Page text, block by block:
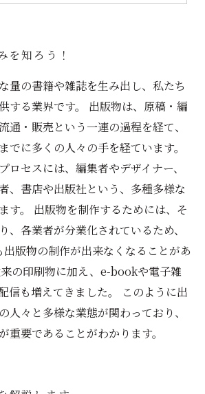
を知ろう！
量の書籍や雑誌を生み出し、私たち
する業界です。 出版物は、原稿・編
通・販売という一連の過程を経て、
でに多くの人々の手を経ています。
ロセスには、編集者やデザイナー、
、書店や出版社という、多種多様な
す。 出版物を制作するためには、そ
、各業者が分業化されているため、
版物の制作が出来なくなることがあ
の印刷物に加え、e-bookや電子雑
信も増えてきました。 このように出
人々と多様な業態が関わっており、
重要であることがわかります。